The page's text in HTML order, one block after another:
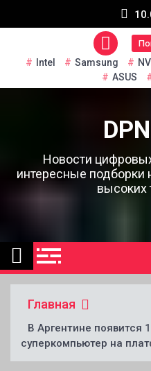
Intel Samsung
ASUS
Новости
интересные подборки
высоких
Главная
В Аргентине появится
суперкомпьютер на